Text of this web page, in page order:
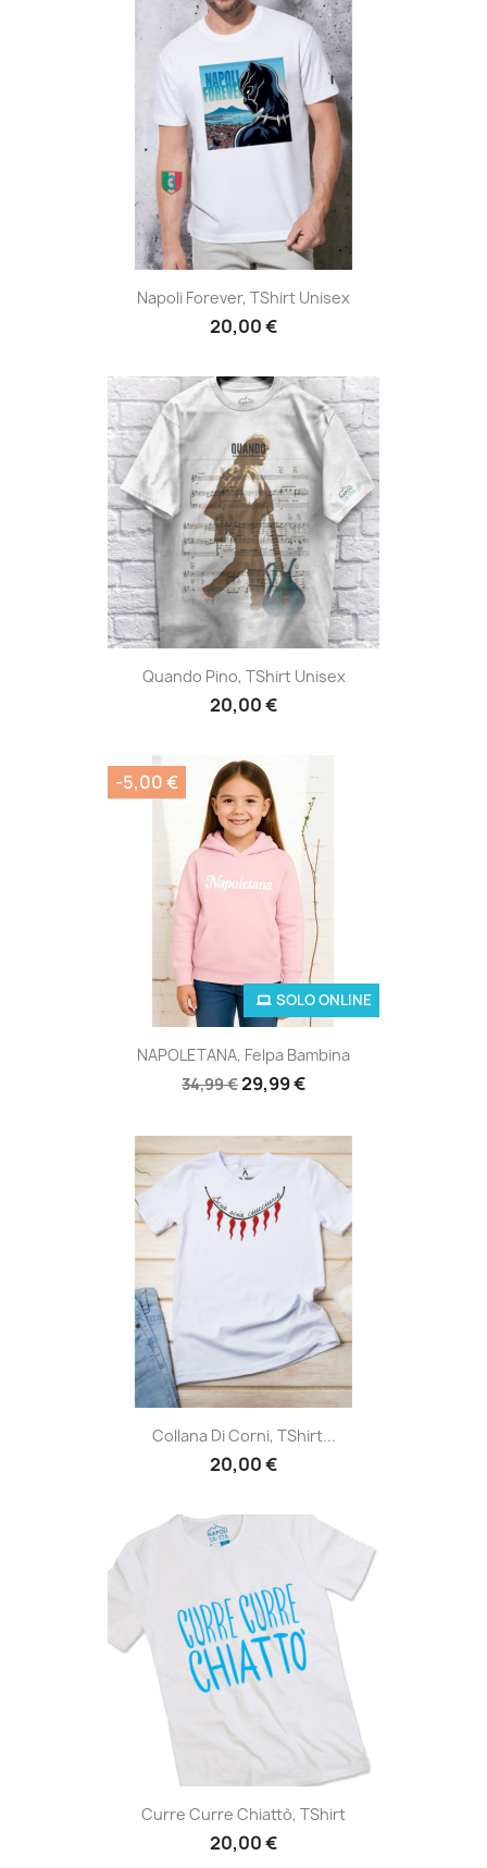
Napoli Forever, TShirt Unisex
20,00 €
Quando Pino, TShirt Unisex
20,00 €
NAPOLETANA, Felpa Bambina
34,99 €29,99 €
SOLO ONLINE
-5,00 €
Collana Di Corni, TShirt...
20,00 €
Curre Curre Chiattò, TShirt
20,00 €